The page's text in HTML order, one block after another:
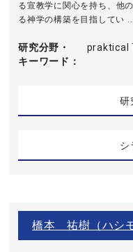
る宣教学に関心を持ち、他
る神学の構築を目指してい ...
研究分野・
キーワード
praktical
研
シ
橋本 祐樹（ハシ